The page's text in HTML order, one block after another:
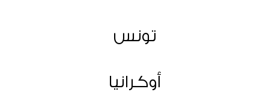
تونس
أوكرانيا